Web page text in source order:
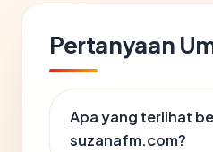
Pertanyaan
Apa yang terlihat
suzanafm.com?